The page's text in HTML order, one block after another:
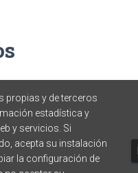
propias y de terceros
estadística y
y servicios. Si
acepta su instalación
la configuración de